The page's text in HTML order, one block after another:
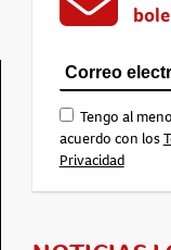
Tengo al
acuerdo con los
Privacidad